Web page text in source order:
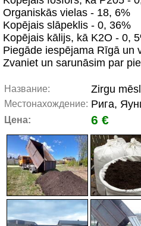
Organiskās vielas - 18, 6%
Kopējais slāpeklis - 0, 36%
Kopējais kālijs, kā K2O - 0,
Piegāde iespējama Rīgā un
Zvaniet un sarunāsim par
Название: Zirgu
Местонахождение: Рига,
Цена: 6 €